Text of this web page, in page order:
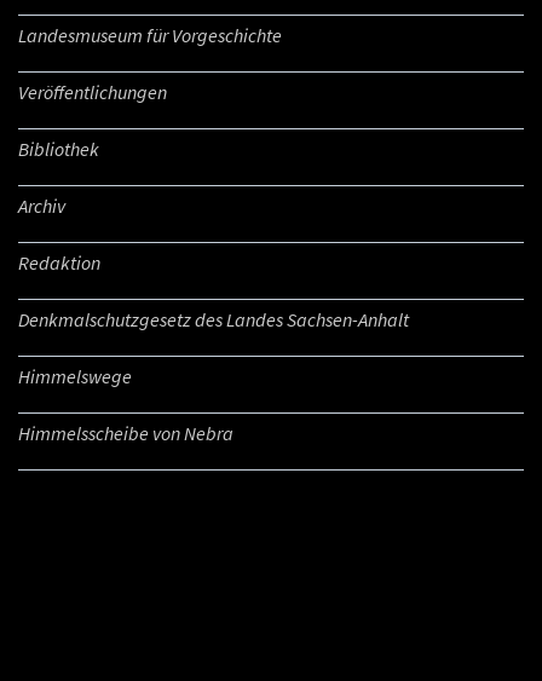
Landesmuseum für Vorgeschichte
Veröffentlichungen
Bibliothek
Archiv
Redaktion
Denkmalschutzgesetz des Landes Sachsen-Anhalt
Himmelswege
Himmelsscheibe von Nebra